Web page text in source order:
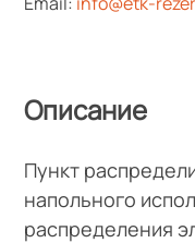
Описание
Пункт
напольного
распределения